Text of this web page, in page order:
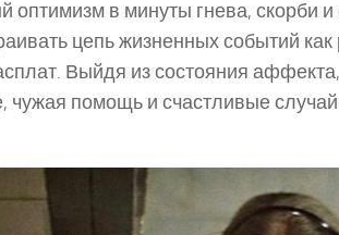
оптимизм в минуты гнева, скорби
цепь жизненных событий
Выйдя из состояния
чужая помощь и счастливые